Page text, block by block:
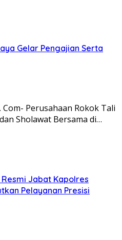
Gelar Pengajian Serta
Com- Perusahaan Rokok Tali
Sholawat Bersama di…
Jabat Kapolres
Pelayanan Presisi